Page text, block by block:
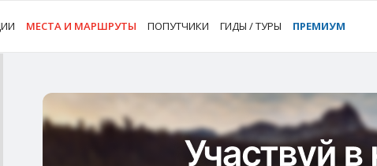
МЕСТА И МАРШРУТЫ ПОПУТЧИКИ ГИДЫ / ТУРЫ ПРЕМИУМ